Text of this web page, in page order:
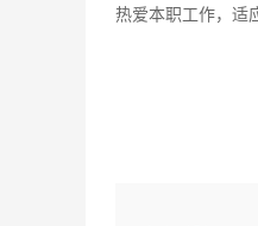
热爱本职工作，适